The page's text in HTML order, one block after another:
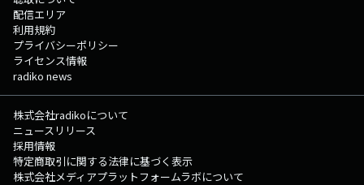
配信エリア
利用規約
プライバシーポリシー
ライセンス情報
radiko news
株式会社radikoについて
ニュースリリース
採用情報
特定商取引に関する法律に基づく表示
株式会社メディアプラットフォームラボについて